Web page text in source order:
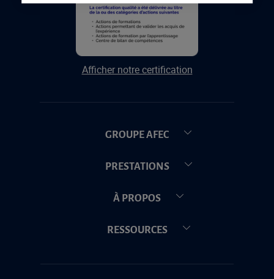
Afficher notre certification
GROUPE AFEC
PRESTATIONS
À PROPOS
RESSOURCES